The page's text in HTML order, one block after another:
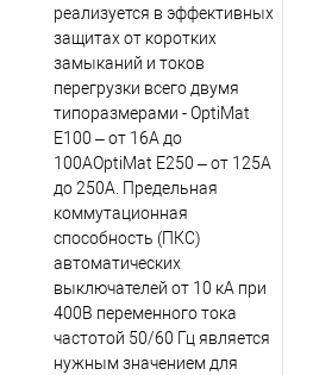
реализуется в эффективных
защитах от коротких
замыканий и токов
перегрузки всего двумя
типоразмерами - OptiMat
E100 – от 16А до
100АOptiMat E250 – от 125A
до 250А. Предельная
коммутационная
способность (ПКС)
автоматических
выключателей от 10 кА при
400В переменного тока
частотой 50/60 Гц является
нужным значением для